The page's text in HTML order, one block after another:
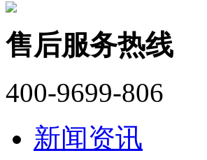
售后服务热线
400-9699-806
新闻资讯